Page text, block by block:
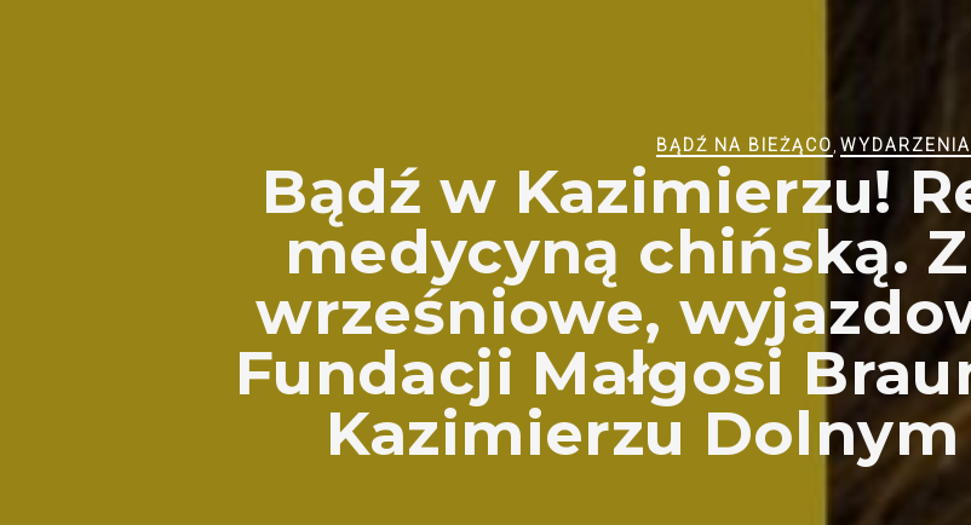
BĄDŹ NA BIEŻĄCO WYDARZENIA
Bądź w Kazimierzu!
medycyną chińską.
wrześniowe,
Fundacji Małgosi
Kazimierzu Dolnym